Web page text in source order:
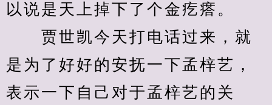
以说是天上掉下了个金疙瘩。
贾世凯今天打电话过来，就
是为了好好的安抚一下孟梓艺，
表示一下自己对于孟梓艺的关